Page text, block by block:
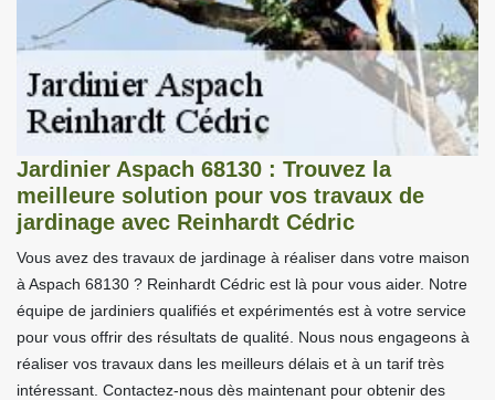
Jardinier Aspach 68130 : Trouvez la
meilleure solution pour vos travaux de
jardinage avec Reinhardt Cédric
Vous avez des travaux de jardinage à réaliser dans votre maison
à Aspach 68130 ? Reinhardt Cédric est là pour vous aider. Notre
équipe de jardiniers qualifiés et expérimentés est à votre service
pour vous offrir des résultats de qualité. Nous nous engageons à
réaliser vos travaux dans les meilleurs délais et à un tarif très
intéressant. Contactez-nous dès maintenant pour obtenir des